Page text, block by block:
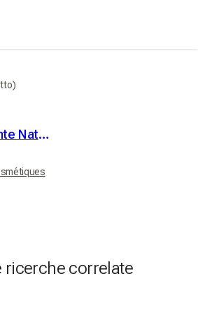
Latte Detergente Naturale alla Camomilla
ricerche correlate